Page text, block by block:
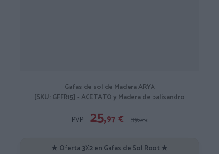
Gafas de sol de Madera ARYA
[SKU: GFFR15] - ACETATO y Madera de palisandro
PVP: 25,97 € 39,95 €
★ Oferta 3X2 en Gafas de Sol Root ★